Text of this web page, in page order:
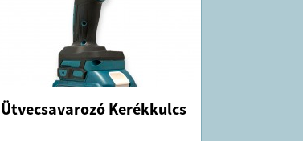
Ütvecsavarozó Kerékkulcs